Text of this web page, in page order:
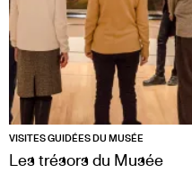
VISITES GUIDÉES DU MUSÉE
Les trésors du Musée